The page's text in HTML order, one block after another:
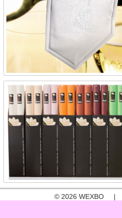
© 2026 WEXBO |